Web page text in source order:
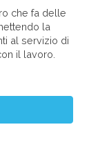
che fa delle
la
al servizio di
il lavoro.